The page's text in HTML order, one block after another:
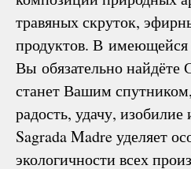
травяных скруток,
продуктов. В имеющейся
Вы обязательно найдёте
станет Вашим
радость, удачу,
Sagrada Madre уделяет
экологичности всех